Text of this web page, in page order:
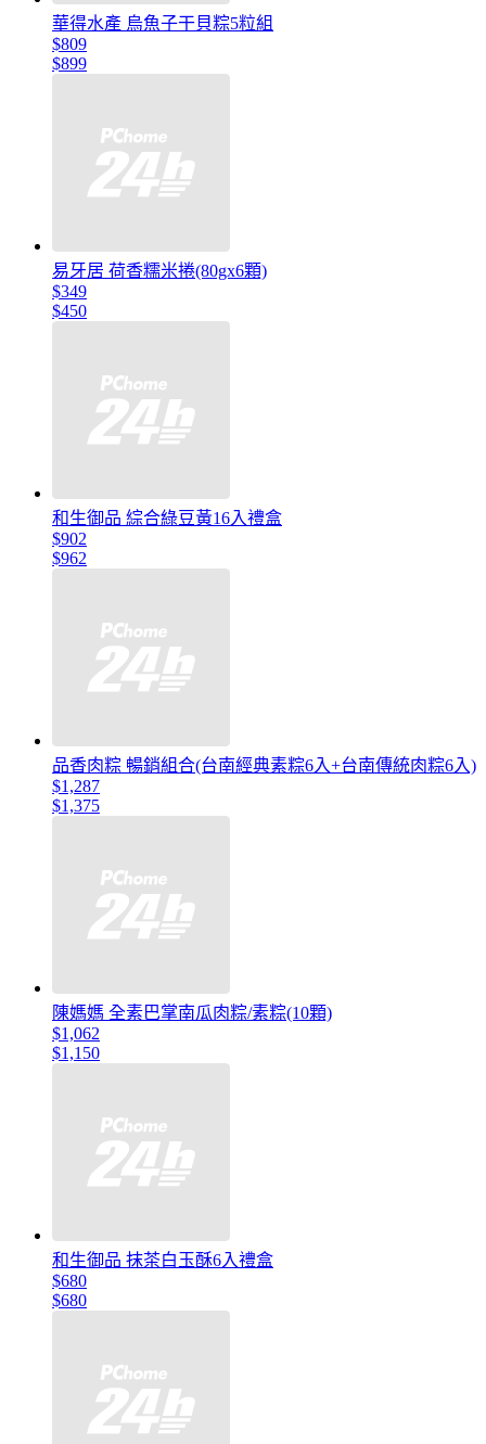
華得水產 烏魚子干貝粽5粒組
$809
$899
易牙居 荷香糯米捲(80gx6顆)
$349
$450
和生御品 綜合綠豆黃16入禮盒
$902
$962
品香肉粽 暢銷組合(台南經典素粽6入+台南傳統肉粽6入)
$1,287
$1,375
陳媽媽 全素巴掌南瓜肉粽/素粽(10顆)
$1,062
$1,150
和生御品 抹茶白玉酥6入禮盒
$680
$680